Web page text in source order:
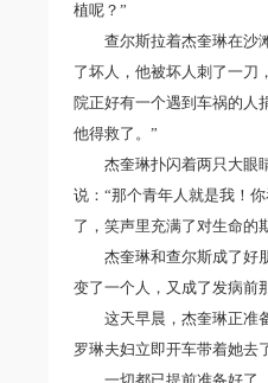
植呢？”
查尔斯拉着杰奎琳在沙
了坏人，他被坏人刺了一刀
院正好有一个遇到车祸的人
他得救了。”
杰奎琳扑闪着两只大眼
说：“那个青年人就是我！
了，笑声里充满了对生命的
杰奎琳和查尔斯成了好
变了一个人，又成了发病前
这天早晨，杰奎琳正准
罗琳夫妇立即开车带着她去